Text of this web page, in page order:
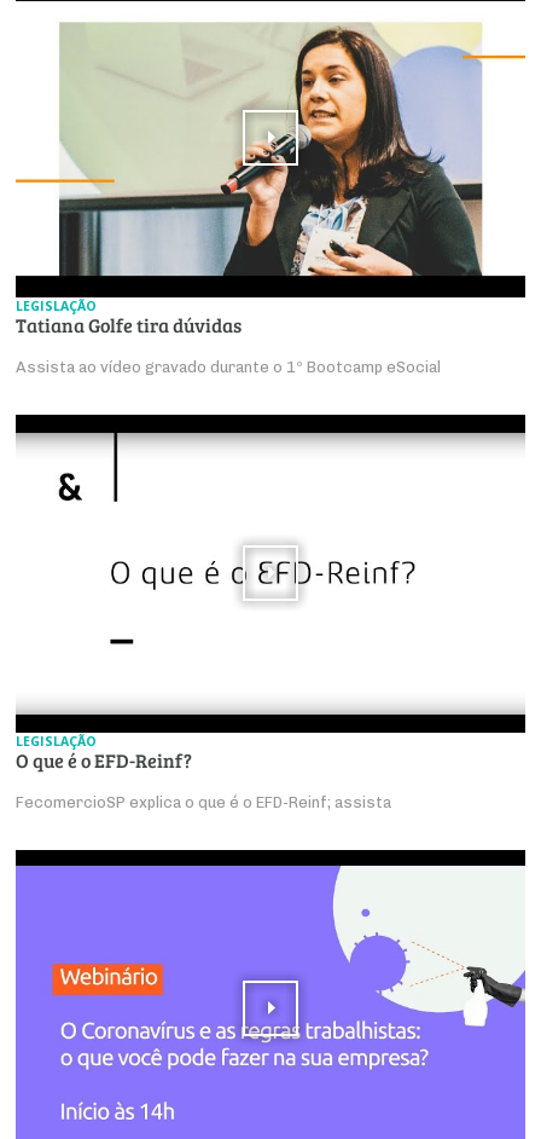
LEGISLAÇÃO
Tatiana Golfe tira dúvidas
Assista ao vídeo gravado durante o 1º Bootcamp eSocial
LEGISLAÇÃO
O que é o EFD-Reinf?
FecomercioSP explica o que é o EFD-Reinf; assista